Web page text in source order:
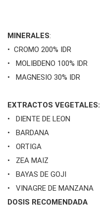
MINERALES:
• CROMO 200% IDR
• MOLIBDENO 100% IDR
• MAGNESIO 30% IDR
EXTRACTOS VEGETALES:
• DIENTE DE LEON
• BARDANA
• ORTIGA
• ZEA MAIZ
• BAYAS DE GOJI
• VINAGRE DE MANZANA
DOSIS RECOMENDADA